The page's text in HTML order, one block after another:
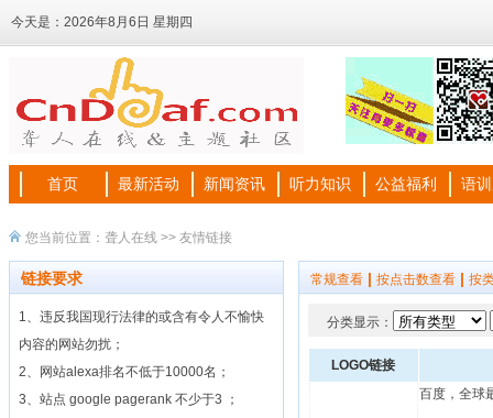
今天是： 2026年8月6日 星期四
首页 最新活动 新闻资讯 听力知识 公益福利 语
您当前位置： 聋人在线>> 友情链接
链接要求
1、违反我国现行法律的或含有令人不愉快
内容的网站勿扰；
2、网站alexa排名不低于10000名；
3、站点 google pagerank 不少于3 ；
常规查看| 按点击数查看| 按
分类显示：
LOGO链接
百度，全球